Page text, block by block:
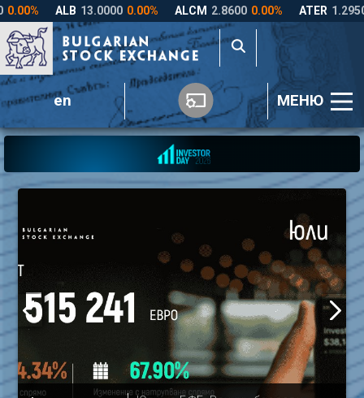
en МЕНЮ